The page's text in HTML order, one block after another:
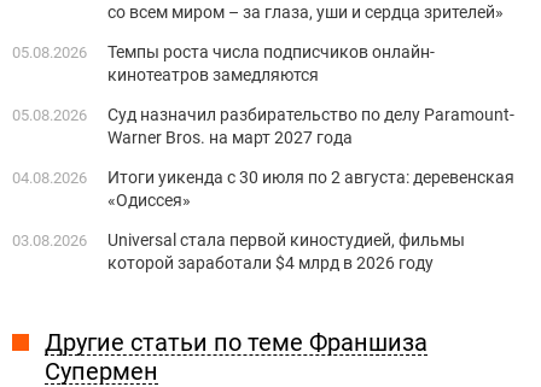
со всем миром – за глаза, уши и сердца зрителей»
05.08.2026
Темпы роста числа подписчиков онлайн-
кинотеатров замедляются
05.08.2026
Суд назначил разбирательство по делу Paramount-
Warner Bros. на март 2027 года
04.08.2026
Итоги уикенда с 30 июля по 2 августа: деревенская
«Одиссея»
03.08.2026
Universal стала первой киностудией, фильмы
которой заработали $4 млрд в 2026 году
Другие статьи по теме Франшиза
Супермен